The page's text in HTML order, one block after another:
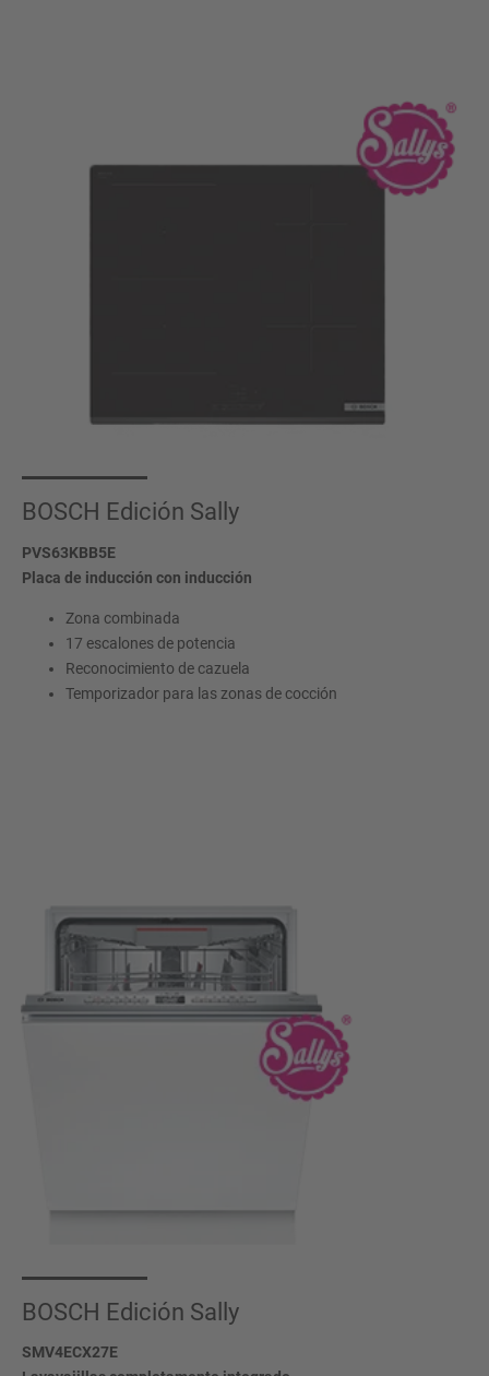
BOSCH Edición Sally
PVS63KBB5E
Placa de inducción con inducción
Zona combinada
17 escalones de potencia
Reconocimiento de cazuela
Temporizador para las zonas de cocción
BOSCH Edición Sally
SMV4ECX27E